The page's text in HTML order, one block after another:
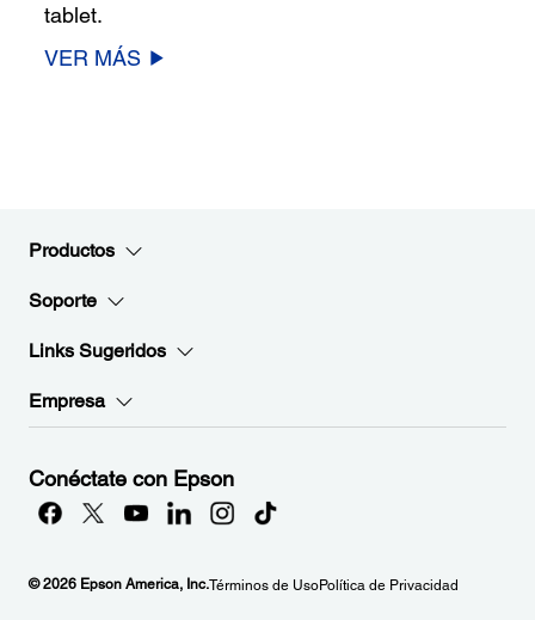
tablet.
VER MÁS
Productos
Soporte
Links Sugeridos
Empresa
Conéctate con Epson
© 2026 Epson America, Inc.Términos de UsoPolítica de Privacidad